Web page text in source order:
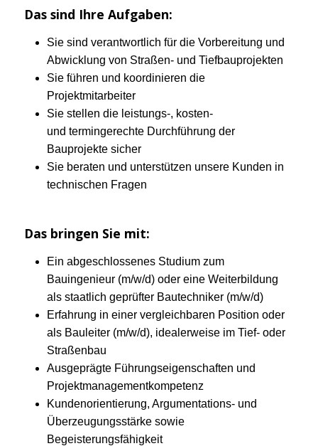
Das sind Ihre Aufgaben:
Sie sind verantwortlich für die Vorbereitung und
Abwicklung von Straßen- und Tiefbauprojekten
Sie führen und koordinieren die
Projektmitarbeiter
Sie stellen die leistungs-, kosten-
und termingerechte Durchführung der
Bauprojekte sicher
Sie beraten und unterstützen unsere Kunden in
technischen Fragen
Das bringen Sie mit:
Ein abgeschlossenes Studium zum
Bauingenieur (m/w/d) oder eine Weiterbildung
als staatlich geprüfter Bautechniker (m/w/d)
Erfahrung in einer vergleichbaren Position oder
als Bauleiter (m/w/d), idealerweise im Tief- oder
Straßenbau
Ausgeprägte Führungseigenschaften und
Projektmanagementkompetenz
Kundenorientierung, Argumentations- und
Überzeugungsstärke sowie
Begeisterungsfähigkeit